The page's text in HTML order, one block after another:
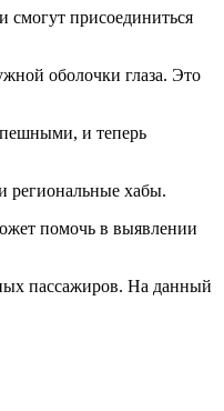
присоединиться
оболочки глаза. Это
и теперь
региональные хабы.
помочь в выявлении
пассажиров. На данный